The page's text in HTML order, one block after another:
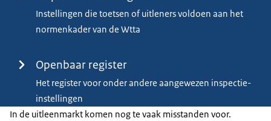
Instellingen die toetsen of uitleners voldoen aan het
normenkader van de Wtta
Openbaar register
Het register voor onder andere aangewezen inspectie-
instellingen
In de uitleenmarkt komen nog te vaak misstanden voor.